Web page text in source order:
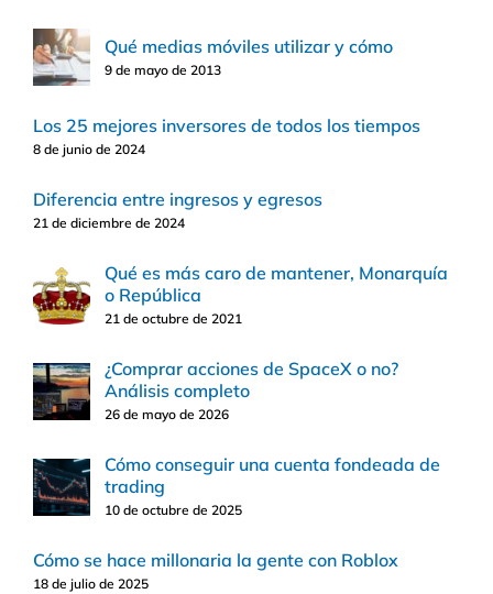
Qué medias móviles utilizar y cómo
9 de mayo de 2013
Los 25 mejores inversores de todos los tiempos
8 de junio de 2024
Diferencia entre ingresos y egresos
21 de diciembre de 2024
Qué es más caro de mantener, Monarquía
o República
21 de octubre de 2021
¿Comprar acciones de SpaceX o no?
Análisis completo
26 de mayo de 2026
Cómo conseguir una cuenta fondeada de
trading
10 de octubre de 2025
Cómo se hace millonaria la gente con Roblox
18 de julio de 2025